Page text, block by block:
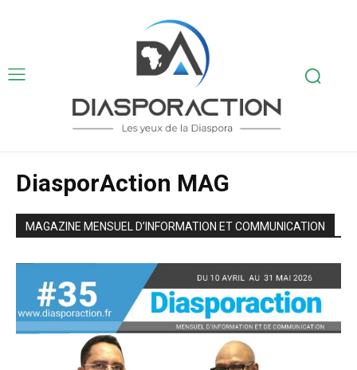
DiasporAction MAG
MAGAZINE MENSUEL D’INFORMATION ET COMMUNICATION